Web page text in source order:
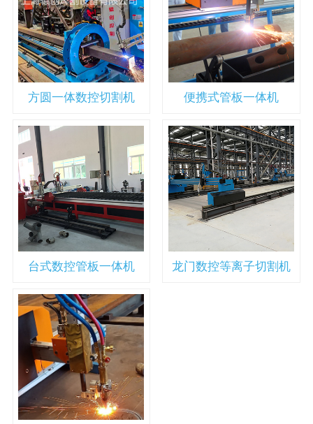
方圆一体数控切割机 便携式管板一体机
台式数控管板一体机 龙门数控等离子切割机